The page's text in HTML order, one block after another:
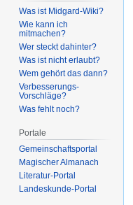
Was ist Midgard-Wiki?
Wie kann ich
mitmachen?
Wer steckt dahinter?
Was ist nicht erlaubt?
Wem gehört das dann?
Verbesserungs-
Vorschläge?
Was fehlt noch?
Portale
Gemeinschafts­portal
Magischer Almanach
Literatur-Portal
Landeskunde-Portal